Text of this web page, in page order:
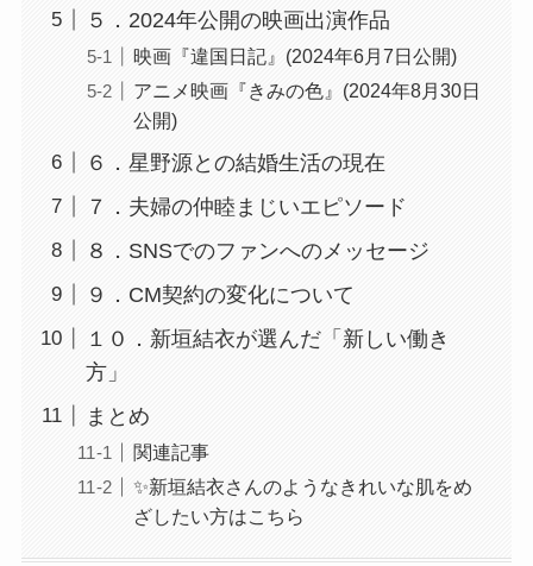
５．2024年公開の映画出演作品
映画『違国日記』(2024年6月7日公開)
アニメ映画『きみの色』(2024年8月30日
公開)
６．星野源との結婚生活の現在
７．夫婦の仲睦まじいエピソード
８．SNSでのファンへのメッセージ
９．CM契約の変化について
１０．新垣結衣が選んだ「新しい働き
方」
まとめ
関連記事
✨新垣結衣さんのようなきれいな肌をめ
ざしたい方はこちら